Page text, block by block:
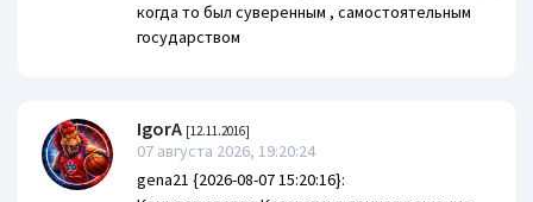
когда то был суверенным , самостоятельным
государством
IgorA [12.11.2016]
07 августа 2026, 19:20:24
gena21 {2026-08-07 15:20:16}: